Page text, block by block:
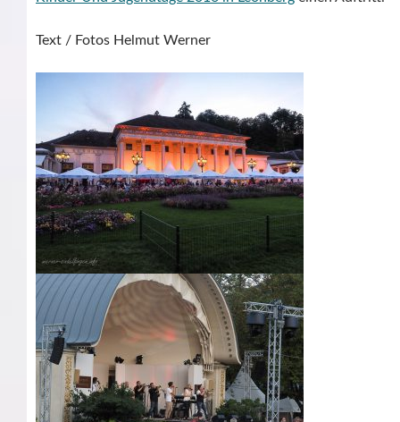
Text / Fotos Helmut Werner